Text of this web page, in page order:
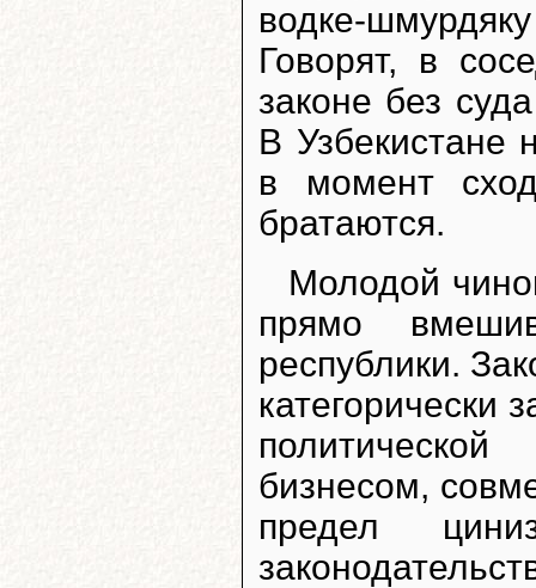
водке-
Говорят, в
законе без
В Узбекистане
в момент
братаются.
Молодой
прямо
республики.
категорически
бизнесом,
предел